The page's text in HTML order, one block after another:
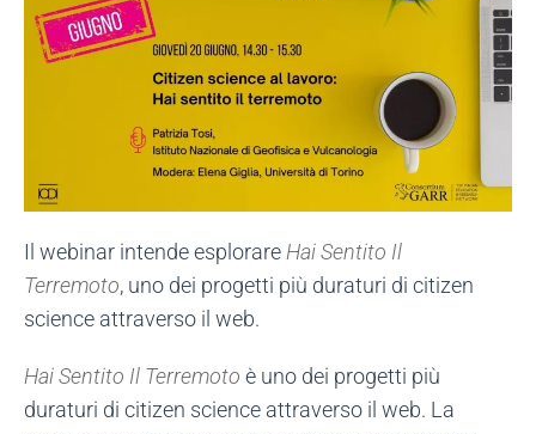
Il webinar intende esplorareHai Sentito Il
Terremoto, uno dei progetti più duraturi di citizen
science attraverso il web.
Hai Sentito Il Terremoto è uno dei progetti più
duraturi di citizen science attraverso il web. La